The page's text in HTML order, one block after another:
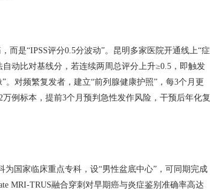
而是“IPSS评分0.5分波动”。昆明多家医院开通线上“症
动比对基线分，若连续两周总评分上升≥0.5，即触发
对频繁复发者，建立“前列腺健康护照”，每3个月更
例标本，提前3个月预判急性发作风险，干预后年化复
国家临床重点专科，设“男性盆底中心”，可同期完成
MRI-TRUS融合穿刺对早期癌与炎症鉴别准确率高达